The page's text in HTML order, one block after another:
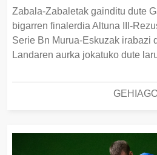
Zabala-Zabaletak gainditu dute
bigarren finalerdia Altuna III-
Serie Bn Murua-Eskuzak irabazi
Landaren aurka jokatuko dute